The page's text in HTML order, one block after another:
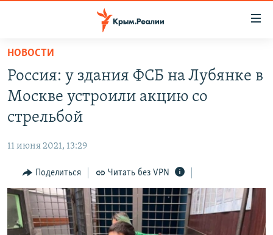
Вернуться
основному
содержанию
главной
Вернутся
поиску
СПЕЦПРОЕКТЫ
11 ЛЕТ ОККУПАЦИИ КРЫМА. 11 ИСТОРИЙ СОПРОТИВЛЕНИЯ
ЕЩЕ
ИНТЕРАКТИВ
ИНФОГРАФИКА
ТЕЛЕПРОЕКТ КРЫМ.РЕАЛИИ
РАДІО СВОБОДА
КАК ОБОЙТИ БЛОКИРОВКУ
Українською
НОВОСТИ
Россия: у здания ФСБ на Лубянке в
Москве устроили акцию со
стрельбой
11 июня 2021, 13:29
Поделиться Читать без VPN